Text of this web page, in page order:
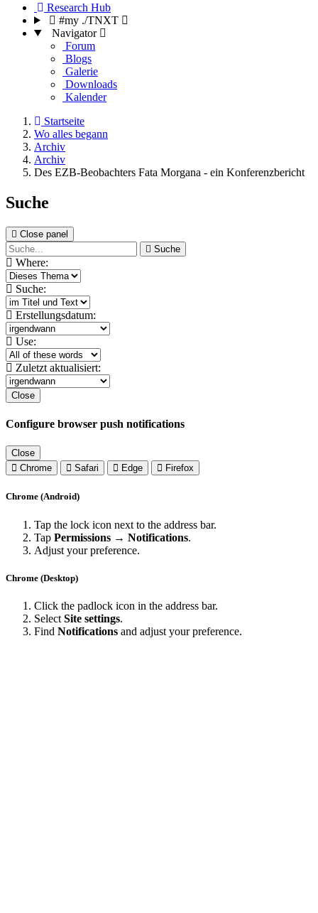
Research Hub
#my ./TNXT
Navigator
Forum
Blogs
Galerie
Downloads
Kalender
Startseite
Wo alles begann
Archiv
Archiv
Des EZB-Beobachters Fata Morgana - ein Konferenzbericht
Suche
Close panel
Suche
Where:
Suche:
Erstellungsdatum:
Use:
Zuletzt aktualisiert:
Close
Configure browser push notifications
Close
Chrome
Safari Edge Firefox
Chrome (Android)
Tap the lock icon next to the address bar.
Tap Permissions → Notifications.
Adjust your preference.
Chrome (Desktop)
Click the padlock icon in the address bar.
Select Site settings.
Find Notifications and adjust your preference.